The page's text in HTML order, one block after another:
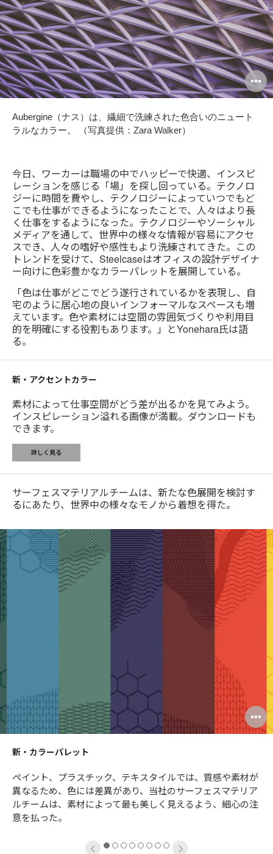
Aubergine（ナス）は、繊細で洗練された色合いのニュート
ラルなカラー。 （写真提供：Zara Walker）
今日、ワーカーは職場の中でハッピーで快適、インスピ
レーションを感じる「場」を探し回っている。テクノロ
ジーに時間を費やし、テクノロジーによっていつでもど
こでも仕事ができるようになったことで、人々はより長
く仕事をするようになった。テクノロジーやソーシャル
メディアを通して、世界中の様々な情報が容易にアクセ
スでき、人々の嗜好や感性もより洗練されてきた。この
トレンドを受けて、Steelcaseはオフィスの設計デザイナ
ー向けに色彩豊かなカラーパレットを展開している。
「色は仕事がどこでどう遂行されているかを表現し、自
宅のように居心地の良いインフォーマルなスペースも増
えています。色や素材には空間の雰囲気づくりや利用目
的を明確にする役割もあります。」とYonehara氏は語
る。
新・アクセントカラー
素材によって仕事空間がどう差が出るかを見てみよう。
インスピレーション溢れる画像が満載。ダウンロードも
できます。
詳しく見る
サーフェスマテリアルチームは、新たな色展開を検討す
るにあたり、世界中の様々なモノから着想を得た。
新・
カ
ラ
ー
パ
レ
ッ
新・カラーパレット
ペイント、プラスチック、テキスタイルでは、質感や素材が
異なるため、色には差異があり、当社のサーフェスマテリア
ルチームは、素材によって最も美しく見えるよう、細心の注
意を払った。